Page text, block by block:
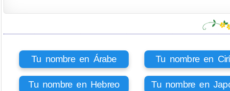
Tu nombre en Árabe Tu nombre en
Tu nombre en Hebreo Tu nombre en